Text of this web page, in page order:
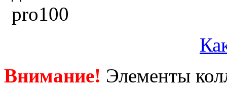
Внимание! Элементы